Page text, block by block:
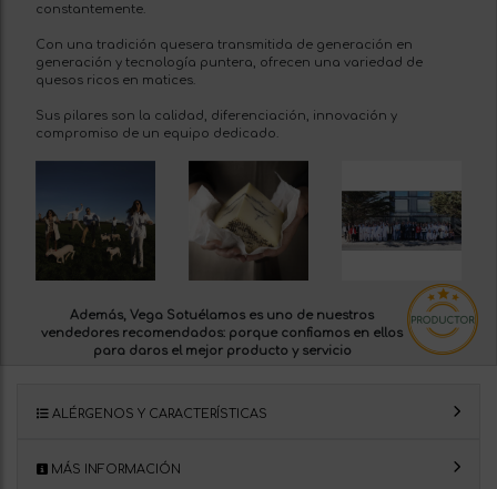
constantemente.
Con una tradición quesera transmitida de generación en
generación y tecnología puntera, ofrecen una variedad de
quesos ricos en matices.
Sus pilares son la calidad, diferenciación, innovación y
compromiso de un equipo dedicado.
Además, Vega Sotuélamos es uno de nuestros
vendedores recomendados: porque confiamos en ellos
para daros el mejor producto y servicio
ALÉRGENOS Y CARACTERÍSTICAS
MÁS INFORMACIÓN